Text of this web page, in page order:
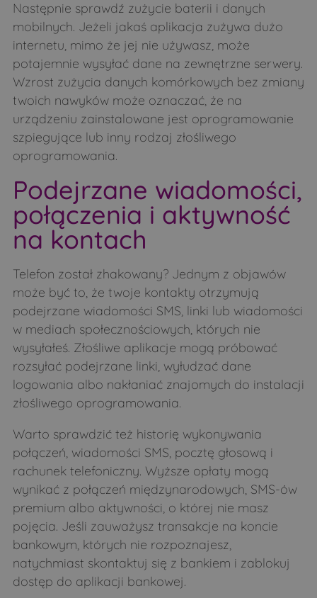
Następnie sprawdź zużycie baterii i danych
mobilnych. Jeżeli jakaś aplikacja zużywa dużo
internetu, mimo że jej nie używasz, może
potajemnie wysyłać dane na zewnętrzne serwery.
Wzrost zużycia danych komórkowych bez zmiany
twoich nawyków może oznaczać, że na
urządzeniu zainstalowane jest oprogramowanie
szpiegujące lub inny rodzaj złośliwego
oprogramowania.
Podejrzane wiadomości,
połączenia i aktywność
na kontach
Telefon został zhakowany? Jednym z objawów
może być to, że twoje kontakty otrzymują
podejrzane wiadomości SMS, linki lub wiadomości
w mediach społecznościowych, których nie
wysyłałeś. Złośliwe aplikacje mogą próbować
rozsyłać podejrzane linki, wyłudzać dane
logowania albo nakłaniać znajomych do instalacji
złośliwego oprogramowania.
Warto sprawdzić też historię wykonywania
połączeń, wiadomości SMS, pocztę głosową i
rachunek telefoniczny. Wyższe opłaty mogą
wynikać z połączeń międzynarodowych, SMS-ów
premium albo aktywności, o której nie masz
pojęcia. Jeśli zauważysz transakcje na koncie
bankowym, których nie rozpoznajesz,
natychmiast skontaktuj się z bankiem i zablokuj
dostęp do aplikacji bankowej.